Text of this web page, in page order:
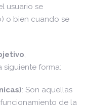
usuario se
o bien cuando se
,
siguiente forma:
: Son aquellas
de la